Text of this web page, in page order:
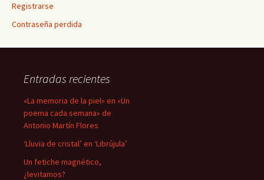
Registrarse
Contraseña perdida
Entradas recientes
«La memoria de la piel» en «Un
poema cada semana» de
Antonio Martín Flores
‘Lluvia de cristal’ en ‘Librújula’
Un fetiche magnético,
¿levitamos?